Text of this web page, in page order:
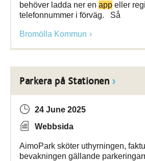
behöver ladda ner en app eller
telefonnummer i förväg. Så
Bromölla Kommun
Parkera på Stationen
24 June 2025
Webbsida
AimoPark sköter uthyrningen,
bevakningen gällande